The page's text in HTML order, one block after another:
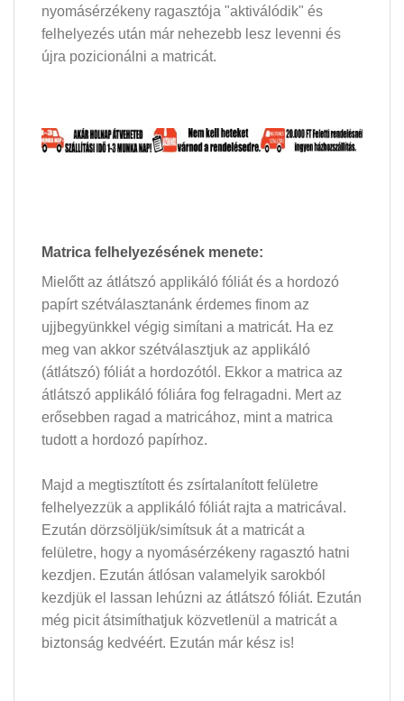
nyomásérzékeny ragasztója "aktiválódik" és
felhelyezés után már nehezebb lesz levenni és
újra pozicionálni a matricát.
Matrica felhelyezésének menete:
Mielőtt az átlátszó applikáló fóliát és a hordozó
papírt szétválasztanánk érdemes finom az
ujjbegyünkkel végig simítani a matricát. Ha ez
meg van akkor szétválasztjuk az applikáló
(átlátszó) fóliát a hordozótól. Ekkor a matrica az
átlátszó applikáló fóliára fog felragadni. Mert az
erősebben ragad a matricához, mint a matrica
tudott a hordozó papírhoz.
Majd a megtisztított és zsírtalanított felületre
felhelyezzük a applikáló fóliát rajta a matricával.
Ezután dörzsöljük/simítsuk át a matricát a
felületre, hogy a nyomásérzékeny ragasztó hatni
kezdjen. Ezután átlósan valamelyik sarokból
kezdjük el lassan lehúzni az átlátszó fóliát. Ezután
még picit átsimíthatjuk közvetlenül a matricát a
biztonság kedvéért. Ezután már kész is!